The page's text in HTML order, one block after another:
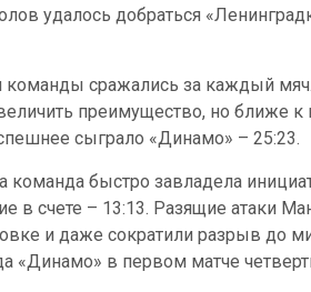
удалось добраться
команды сражались за каждый
преимущество, но ближе
сыграло «Динамо» – 25:23.
команда быстро завладела
в счете – 13:13. Разящие атаки
и даже сократили разрыв до
«Динамо» в первом матче